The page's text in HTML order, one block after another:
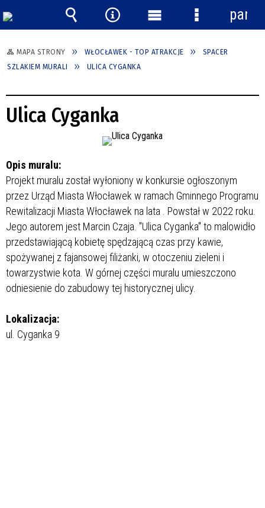
MAPA STRONY WŁOCŁAWEK - TOP ATRAKCJE
SPACER
SZLAKIEM MURALI
ULICA CYGANKA
Ulica Cyganka
Opis muralu:
Projekt muralu został wyłoniony w konkursie ogłoszonym
przez Urząd Miasta Włocławek w ramach Gminnego Programu
Rewitalizacji Miasta Włocławek na lata
. Powstał w 2022 roku.
Jego autorem jest Marcin Czaja. "Ulica Cyganka" to malowidło
przedstawiającą kobietę spędzającą czas przy kawie,
spożywanej z fajansowej filiżanki, w otoczeniu zieleni i
towarzystwie kota. W górnej części muralu umieszczono
odniesienie do zabudowy tej historycznej ulicy.
Lokalizacja:
ul. Cyganka 9
Wyszukiwarka
Narzędzia
Menu
główne
Menu
szczegółowe
panel